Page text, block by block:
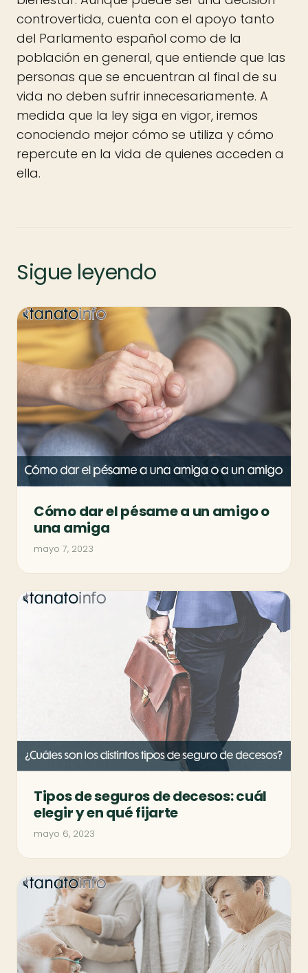
controvertida, cuenta con el apoyo tanto
del Parlamento español como de la
población en general, que entiende que las
personas que se encuentran al final de su
vida no deben sufrir innecesariamente. A
medida que la ley siga en vigor, iremos
conociendo mejor cómo se utiliza y cómo
repercute en la vida de quienes acceden a
ella.
Sigue leyendo
Cómo dar el pésame a un amigo o
una amiga
mayo 7, 2023
Tipos de seguros de decesos: cuál
elegir y en qué fijarte
mayo 6, 2023